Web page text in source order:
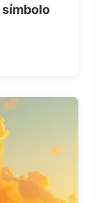
símbolo